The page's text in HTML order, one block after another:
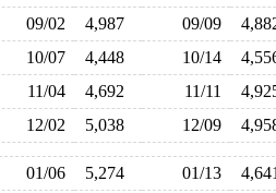
09/02 4,987 09/09
10/07 4,448 10/14
11/04 4,692 11/11
12/02 5,038 12/09
01/06 5,274 01/13